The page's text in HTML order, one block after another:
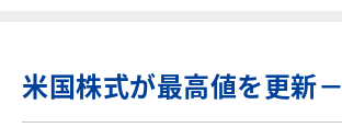
米国株式が最高値を更新